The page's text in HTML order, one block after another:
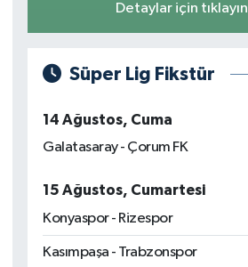
Detaylar için tıklayın
Süper Lig Fikstür
14 Ağustos, Cuma
Galatasaray - Çorum FK
15 Ağustos, Cumartesi
Konyaspor - Rizespor
Kasımpaşa - Trabzonspor